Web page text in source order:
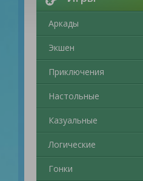
Аркады
Экшен
Приключения
Настольные
Казуальные
Логические
Гонки